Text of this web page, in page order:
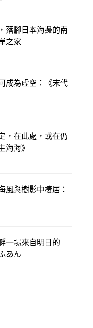
落腳日本海邊的南
之家
成為虛空：《末代
，在此處，或在仍
海海》
風與樹影中棲居：
一場來自明日的
あん